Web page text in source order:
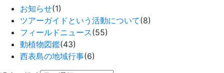
お知らせ(1)
ツアーガイドという活動について(8)
フィールドニュース(55)
動植物図鑑(43)
西表島の地域行事(6)